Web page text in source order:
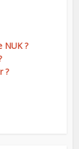
NUK ?
?